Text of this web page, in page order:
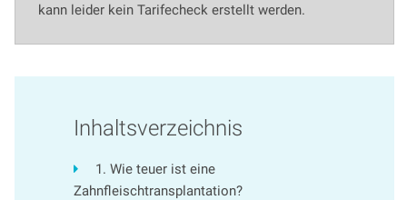
kann leider kein Tarifecheck erstellt werden.
Inhaltsverzeichnis
1. Wie teuer ist eine
Zahnfleischtransplantation?